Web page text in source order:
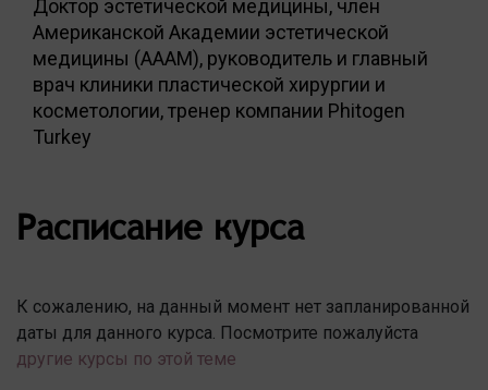
Доктор эстетической медицины, член
Американской Академии эстетической
медицины (AAAM), руководитель и главный
врач клиники пластической хирургии и
косметологии, тренер компании Phitogen
Turkey
Расписание курса
К сожалению, на данный момент нет запланированной
даты для данного курса. Посмотрите пожалуйста
другие курсы по этой теме